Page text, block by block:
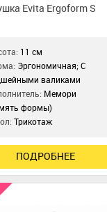
Evita Ergoform S
11 см
Эргономичная; С
валиками
Мемори
формы)
Трикотаж
ПОДРОБНЕЕ